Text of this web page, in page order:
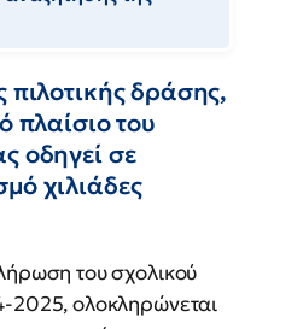
πιλοτικής δράσης,
πλαίσιο του
οδηγεί σε
χιλιάδες
του σχολικού
2025, ολοκληρώνεται